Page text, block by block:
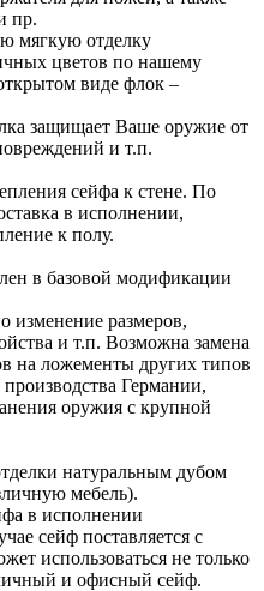
пр.
мягкую отделку
цветов по нашему
виде флок –
защищает Ваше оружие от
и т.п.
сейфа к стене. По
в исполнении,
к полу.
в базовой модификации
изменение размеров,
и т.п. Возможна замена
на ложементы других типов
Германии,
оружия с крупной
натуральным дубом
мебель).
в исполнении
сейф поставляется с
использоваться не только
и офисный сейф.